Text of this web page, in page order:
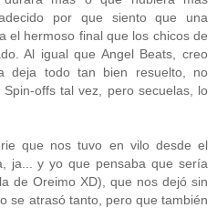
por que siento que una
el hermoso final que los chicos de
Al igual que Angel Beats, creo
deja todo tan bien resuelto, no
offs tal vez, pero secuelas, lo
que nos tuvo en vilo desde el
ja... y yo que pensaba que sería
de Oreimo XD), que nos dejó sin
se atrasó tanto, pero que también